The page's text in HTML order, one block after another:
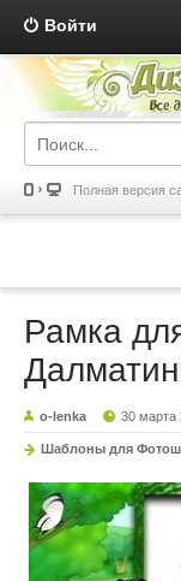
Войти
Полная версия
Рамка
o-lenka 30 марта
Шаблоны для